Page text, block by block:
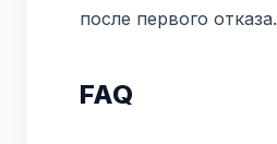
после первого отказа.
FAQ